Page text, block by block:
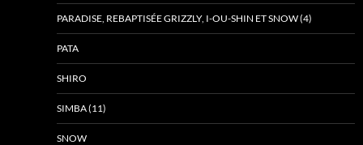
PARADISE, REBAPTISÉE GRIZZLY, I-OU-SHIN ET SNOW (4)
PATA
SHIRO
SIMBA (11)
SNOW